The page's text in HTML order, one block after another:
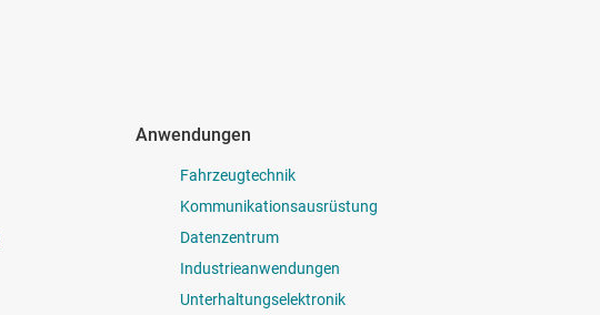
Anwendungen
Fahrzeugtechnik
Kommunikationsausrüstung
Datenzentrum
Industrieanwendungen
Unterhaltungselektronik